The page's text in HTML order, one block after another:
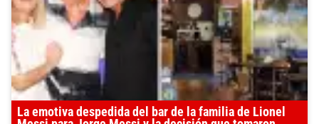
La emotiva despedida del bar de la familia de Lionel